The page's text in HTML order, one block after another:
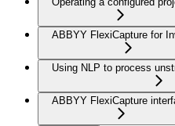
ABBYY FlexiCapture for
Using NLP to process
ABBYY FlexiCapture